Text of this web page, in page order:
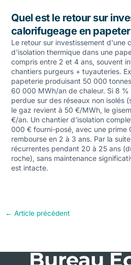
Quel est le retour sur
calorifugeage en
Le retour sur investissement d'une
d'isolation thermique dans une
compris entre 2 et 4 ans, souvent
chantiers purgeurs + tuyauteries.
papeterie produisant 50 000
60 000 MWh/an de chaleur. Si 8
perdue sur des réseaux non isolés
le gaz revient à 50 €/MWh, le
€/an. Un chantier d'isolation
000 € fourni-posé, avec une prime
rembourse en 2 à 3 ans. Par la
récurrentes pendant 20 à 25 ans
roche), sans maintenance
est intacte.
← Article précédent
Bureau